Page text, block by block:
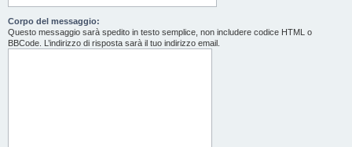
Corpo del messaggio:
Questo messaggio sarà spedito in testo semplice, non includere codice HTML o
BBCode. L’indirizzo di risposta sarà il tuo indirizzo email.